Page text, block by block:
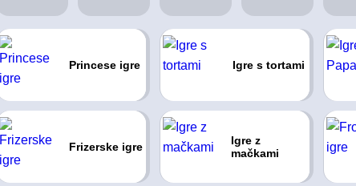
Princese igre Igre s tortami
Frizerske igre
Igre z
mačkami